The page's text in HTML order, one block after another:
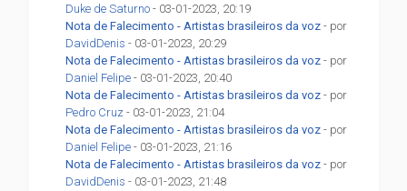
Duke de Saturno - 03-01-2023, 20:19
Nota de Falecimento - Artistas brasileiros da voz - por
DavidDenis - 03-01-2023, 20:29
Nota de Falecimento - Artistas brasileiros da voz - por
Daniel Felipe - 03-01-2023, 20:40
Nota de Falecimento - Artistas brasileiros da voz - por
Pedro Cruz - 03-01-2023, 21:04
Nota de Falecimento - Artistas brasileiros da voz - por
Daniel Felipe - 03-01-2023, 21:16
Nota de Falecimento - Artistas brasileiros da voz - por
DavidDenis - 03-01-2023, 21:48